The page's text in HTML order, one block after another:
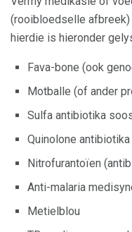
(rooibloedselle
hierdie is hieronder
Fava-bone (ook
Motballe (of ander
Sulfa antibiotika
Quinolone
Nitrofurantoïen
Anti-malaria
Metielblou